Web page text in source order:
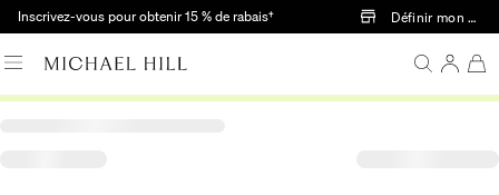
Passer au contenu principal
Inscrivez-vous pour obtenir 15 % de rabais† Définir mon